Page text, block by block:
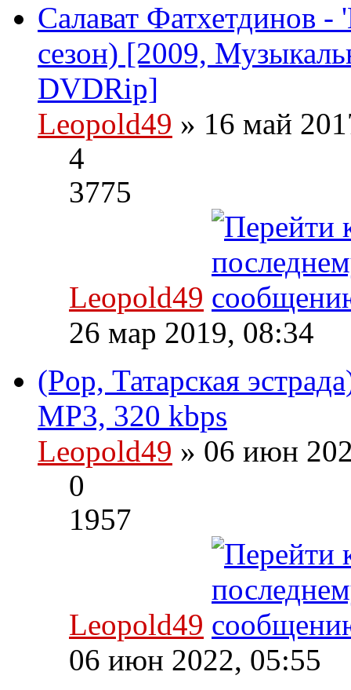
Салават Фатхетдинов -
сезон) [2009,
DVDRip]
Leopold49 » 16 май
4
3775
Leopold49
26 мар 2019, 08:34
(Pop, Татарская
MP3, 320 kbps
Leopold49 » 06 июн
0
1957
Leopold49
06 июн 2022, 05:55